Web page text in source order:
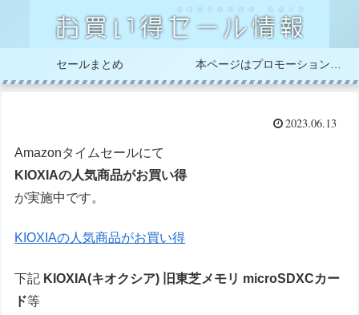
セールまとめ
2023.06.13
Amazonタイムセールにて
KIOXIAの人気商品がお買い得
が実施中です。
KIOXIAの人気商品がお買い得
下記 KIOXIA(キオクシア) 旧東芝メモリ microSDXCカー
ド等